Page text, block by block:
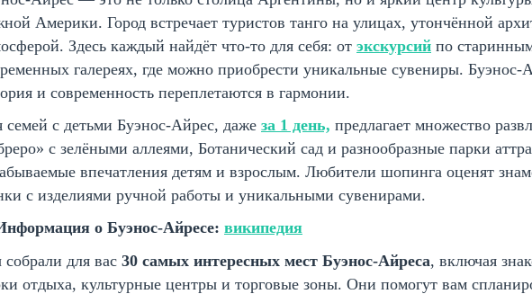
Америки. Город встречает туристов танго на улицах, утончённой
Здесь каждый найдёт что-то для себя: от экскурсий по
галереях, где можно приобрести уникальные сувениры. Буэнос-
и современность переплетаются в гармонии.
семей с детьми Буэнос-Айрес, даже за 1 день, предлагает множество
с зелёными аллеями, Ботанический сад и разнообразные парки
впечатления детям и взрослым. Любители шопинга оценят
с изделиями ручной работы и уникальными сувенирами.
о Буэнос-Айресе: википедия
для вас 30 самых интересных мест Буэнос-Айреса, включая
отдыха, культурные центры и торговые зоны. Они помогут вам